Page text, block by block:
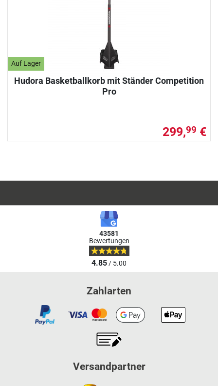
Auf Lager
Hudora Basketballkorb mit Ständer Competition
Pro
299,99 €
43581
Bewertungen
4.85/ 5.00
Zahlarten
Versandpartner